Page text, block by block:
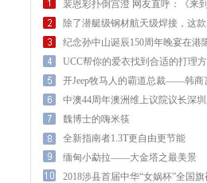
裴恩彩扑倒宫澄 网友直呼：《来
界》简直
除了潜艇级钢材航天级焊接，这
的SUV凭
纪念孙中山诞辰150周年晚宴在港
UCC帮你的爱衣找到合适的打理
开Jeep牧马人的霸道总裁——韩商
上头！
中澳44周年澳洲维上议院议长深
一路启动
魏博士的嗨米筷
全新指南者1.3T更自由更节能
缅甸小勐拉——大金塔之最美景
2018涉县首届中华“女娲杯”全国